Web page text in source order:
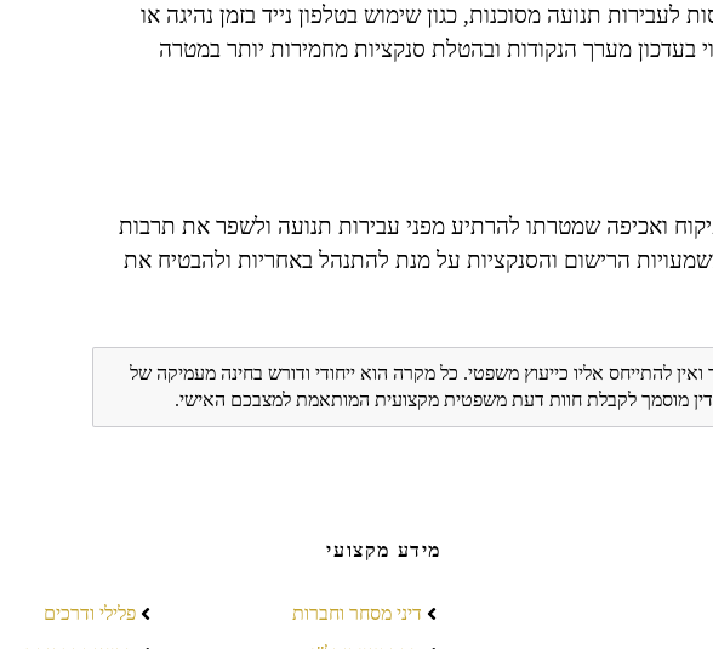
תנועה מסוכנות, כגון שימוש בטלפון נייד בזמן נהיגה או
בעדכון מערך הנקודות ובהטלת סנקציות מחמירות יותר במטרה
ואכיפה שמטרתו להרתיע מפני עבירות תנועה ולשפר את תרבות
הרישום והסנקציות על מנת להתנהל באחריות ולהבטיח את
להתייחס אליו כייעוץ משפטי. כל מקרה הוא ייחודי ודורש בחינה מעמיקה של
דין מוסמך לקבלת חוות דעת משפטית מקצועית המותאמת למצבכם האישי.
מידע מקצועי
דיני מסחר וחברות
פלילי ודרכים